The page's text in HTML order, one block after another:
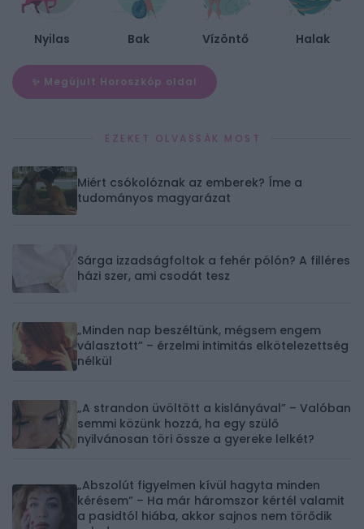
Nyilas Bak Vízöntő Halak
✨ Megújult Horoszkóp oldal
EZEKET OLVASSÁK MOST
Miért csókolóznak az emberek? Íme a
tudományos magyarázat
Sárga izzadságfoltok a fehér pólón? A filléres
házi szer, ami csodát tesz
„Minden nap beszéltünk, mégsem engem
választott” – érzelmi intimitás elkötelezettség
nélkül
„A strandon üvöltött a kislányával” – Valóban
semmi közünk hozzá, ha egy szülő
nyilvánosan töri össze a gyereke lelkét?
„Abszolút figyelmen kívül hagyta minden
kérésem” – Ha már háromszor kértél valamit
a pasidtól hiába, akkor sajnos nem törődik